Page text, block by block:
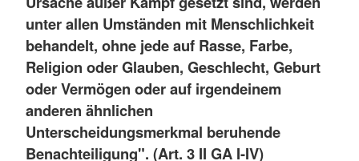
unter allen Umständen mit Menschlichkeit
behandelt, ohne jede auf Rasse, Farbe,
Religion oder Glauben, Geschlecht, Geburt
oder Vermögen oder auf irgendeinem
anderen ähnlichen
Unterscheidungsmerkmal beruhende
Benachteiligung". (Art. 3 II GA I-IV)